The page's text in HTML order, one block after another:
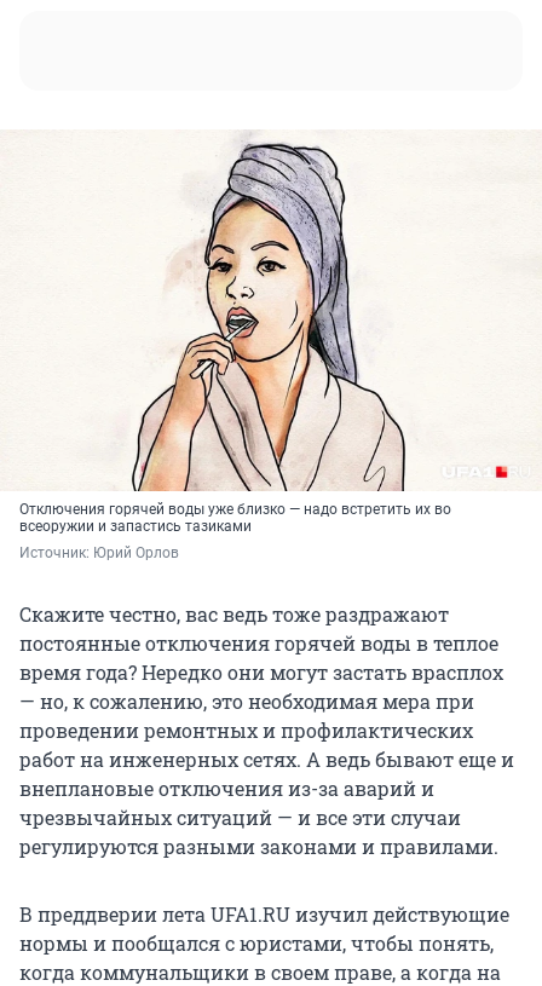
Отключения горячей воды уже близко — надо встретить их во
всеоружии и запастись тазиками
Источник: Юрий Орлов
Скажите честно, вас ведь тоже раздражают
постоянные отключения горячей воды в теплое
время года? Нередко они могут застать врасплох
— но, к сожалению, это необходимая мера при
проведении ремонтных и профилактических
работ на инженерных сетях. А ведь бывают еще и
внеплановые отключения из-за аварий и
чрезвычайных ситуаций — и все эти случаи
регулируются разными законами и правилами.
В преддверии лета UFA1.RU изучил действующие
нормы и пообщался с юристами, чтобы понять,
когда коммунальщики в своем праве, а когда на